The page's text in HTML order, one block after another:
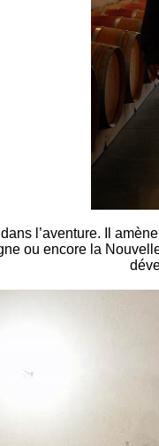
l’aventure. Il
ou encore la